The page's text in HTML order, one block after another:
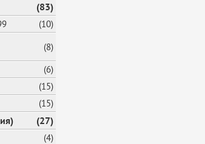
(83)
(10)
(8)
(6)
(15)
(15)
(27)
(4)